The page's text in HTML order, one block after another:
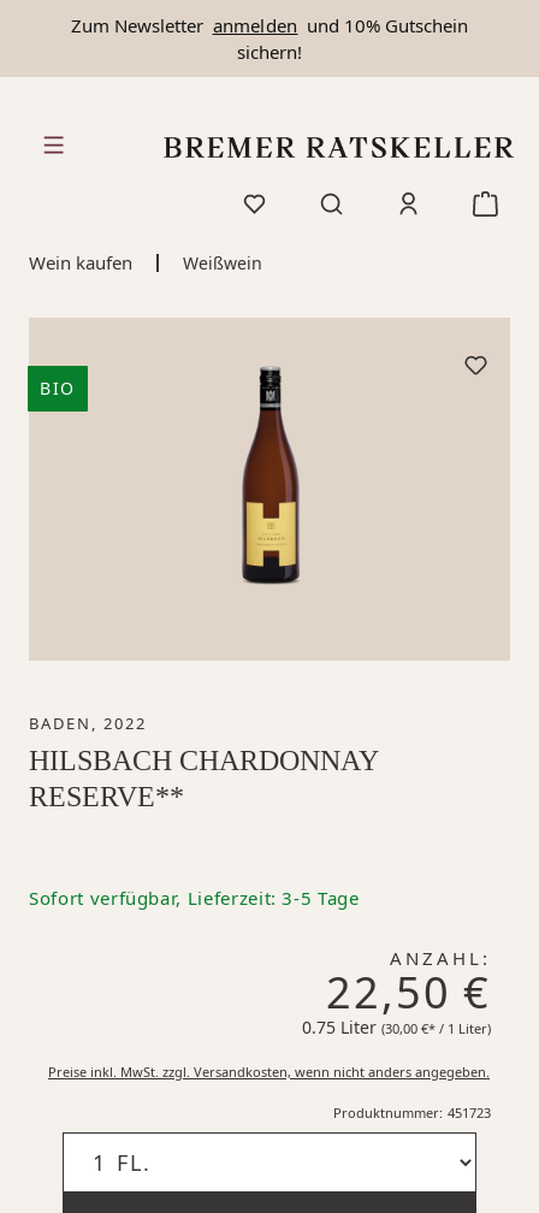
springen
Zum Newsletter anmelden und 10% Gutschein
sichern!
Wein kaufen Weißwein
BIO
BADEN, 2022
HILSBACH CHARDONNAY
RESERVE**
Sofort verfügbar, Lieferzeit: 3-5 Tage
ANZAHL:
22,50 €
0.75 Liter (30,00 €* / 1 Liter)30,00
Preise inkl. MwSt. zzgl. Versandkosten, wenn nicht anders angegeben.
Produktnummer: 451723